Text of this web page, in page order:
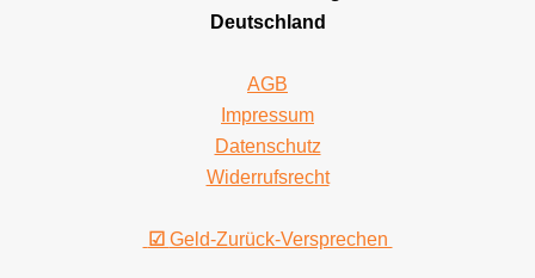
Deutschland
AGB
Impressum
Datenschutz
Widerrufsrecht
☑ Geld-Zurück-Versprechen